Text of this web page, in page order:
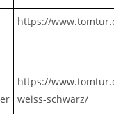
https://
https://
weiss-schwarz/